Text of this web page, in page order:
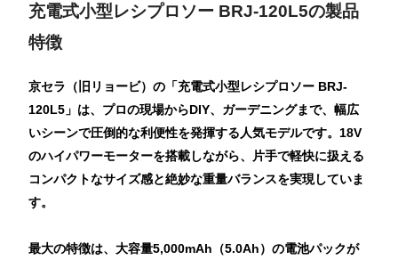
充電式小型レシプロソー BRJ-120L5の製品
特徴
京セラ（旧リョービ）の「充電式小型レシプロソー BRJ-
120L5」は、プロの現場からDIY、ガーデニングまで、幅広
いシーンで圧倒的な利便性を発揮する人気モデルです。18V
のハイパワーモーターを搭載しながら、片手で軽快に扱える
コンパクトなサイズ感と絶妙な重量バランスを実現していま
す。
最大の特徴は、大容量5,000mAh（5.0Ah）の電池パックが